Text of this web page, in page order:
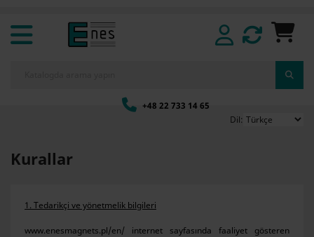
+48 22 733 14 65
Dil:
Kurallar
1. Tedarikçi ve yönetmelik bilgileri
www.enesmagnets.pl/en/ internet sayfasında faaliyet gösteren